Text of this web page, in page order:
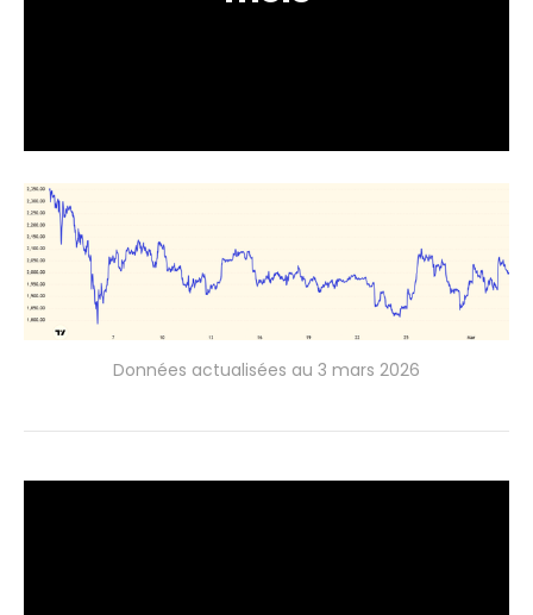
Données actualisées au 3 mars 2026